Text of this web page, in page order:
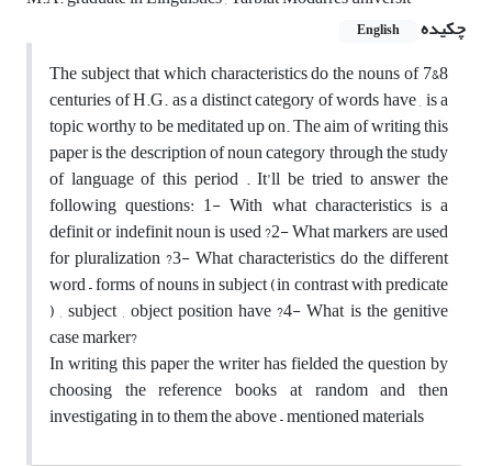
چکیده
English
The subject that which characteristics do the nouns of 7&8
centuries of H.G. as a distinct category of words have , is a
topic worthy to be meditated up on. The aim of writing this
paper is the description of noun category through the study
of language of this period . It’ll be tried to answer the
following questions: 1- With what characteristics is a
definit or indefinit noun is used ?2- What markers are used
for pluralization ?3- What characteristics do the different
word – forms of nouns in subject (in contrast with predicate
) , subject , object position have ?4- What is the genitive
case marker?
In writing this paper the writer has fielded the question by
choosing the reference books at random and then
investigating in to them the above – mentioned materials